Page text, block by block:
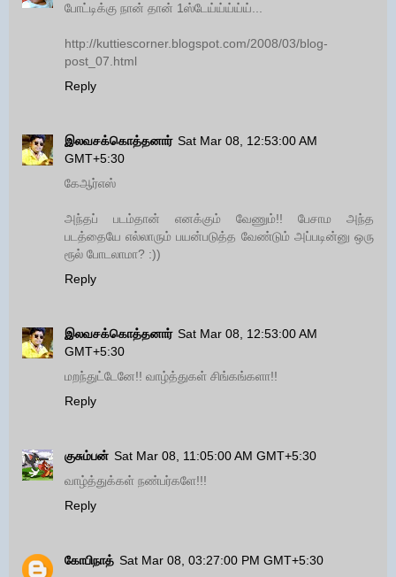
போட்டிக்கு நான் தான் 1ஸ்டேய்ய்ய்ய்ய்...
http://kuttiescorner.blogspot.com/2008/03/blog-
post_07.html
Reply
இலவசக்கொத்தனார் Sat Mar 08, 12:53:00 AM
GMT+5:30
கேஆர்எஸ்
அந்தப் படம்தான் எனக்கும் வேணும்!! பேசாம அந்த
படத்தையே எல்லாரும் பயன்படுத்த வேண்டும் அப்படின்னு ஒரு
ரூல் போடலாமா? :))
Reply
இலவசக்கொத்தனார் Sat Mar 08, 12:53:00 AM
GMT+5:30
மறந்துட்டேனே!! வாழ்த்துகள் சிங்கங்களா!!
Reply
குசும்பன் Sat Mar 08, 11:05:00 AM GMT+5:30
வாழ்த்துக்கள் நண்பர்களே!!!
Reply
கோபிநாத் Sat Mar 08, 03:27:00 PM GMT+5:30